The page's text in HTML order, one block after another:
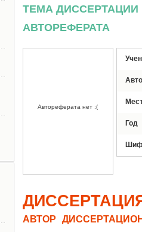
ТЕМА
АВТОРЕФЕРАТА
Автореферата нет :(
Год
АВТОР